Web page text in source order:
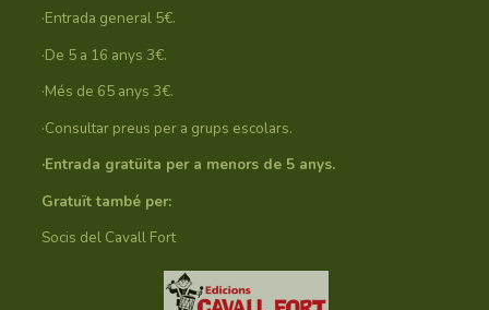
·Entrada general 5€.
·De 5 a 16 anys 3€.
·Més de 65 anys 3€.
·Consultar preus per a grups escolars.
·Entrada gratüita per a menors de 5 anys.
Gratuït també per:
Socis del Cavall Fort